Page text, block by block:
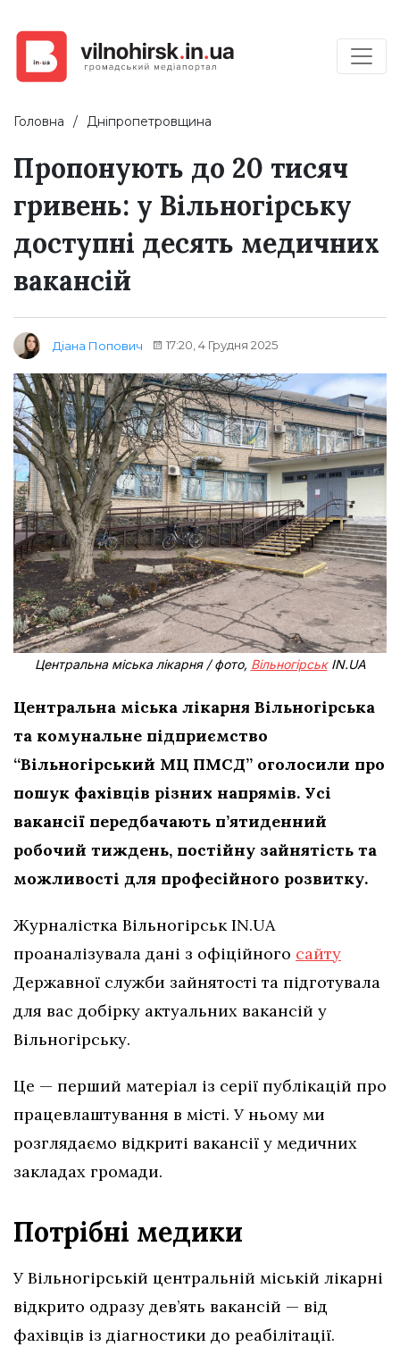
Головна Дніпропетровщина
Пропонують до 20 тисяч
гривень: у Вільногірську
доступні десять медичних
вакансій
Діана Попович 17:20, 4 Грудня 2025
Центральна міська лікарня / фото, ВільногірськIN.UA
Центральна міська лікарня Вільногірська
та комунальне підприємство
“Вільногірський МЦ ПМСД” оголосили про
пошук фахівців різних напрямів. Усі
вакансії передбачають п’ятиденний
робочий тиждень, постійну зайнятість та
можливості для професійного розвитку.
Журналістка Вільногірськ IN.UA
проаналізувала дані з офіційного сайту
Державної служби зайнятості та підготувала
для вас добірку актуальних вакансій у
Вільногірську.
Це — перший матеріал із серії публікацій про
працевлаштування в місті. У ньому ми
розглядаємо відкриті вакансії у медичних
закладах громади.
Потрібні медики
У Вільногірській центральній міській лікарні
відкрито одразу дев’ять вакансій — від
фахівців із діагностики до реабілітації.